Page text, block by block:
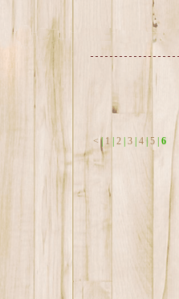
< | 1 2 3 4 5 6